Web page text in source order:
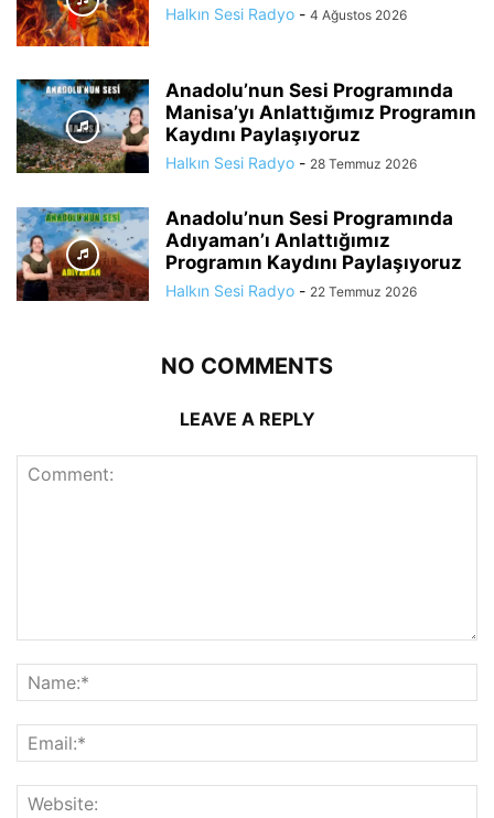
Halkın Sesi Radyo - 4 Ağustos 2026
Anadolu’nun Sesi Programında
Manisa’yı Anlattığımız Programın
Kaydını Paylaşıyoruz
Halkın Sesi Radyo - 28 Temmuz 2026
Anadolu’nun Sesi Programında
Adıyaman’ı Anlattığımız
Programın Kaydını Paylaşıyoruz
Halkın Sesi Radyo - 22 Temmuz 2026
NO COMMENTS
LEAVE A REPLY